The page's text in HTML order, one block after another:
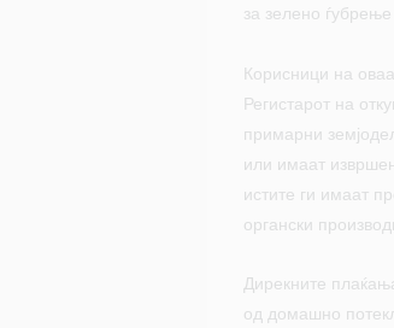
за зелено
Корисници на
Регистарот на
примарни
или имаат
истите ги имаат
органски
Дирекните
од домашно